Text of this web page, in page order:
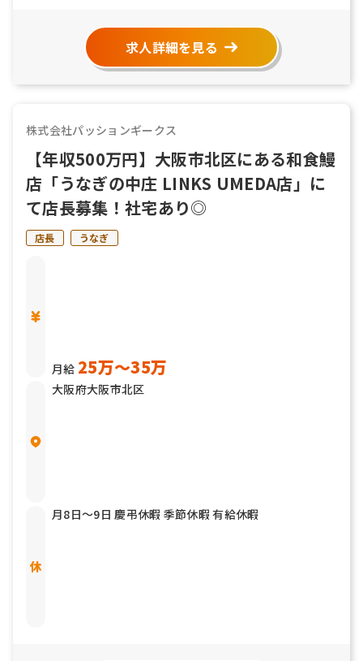
求人詳細を見る
株式会社パッションギークス
【年収500万円】大阪市北区にある和食鰻
店「うなぎの中庄 LINKS UMEDA店」に
て店長募集！社宅あり◎
店長 うなぎ
月給 25万〜35万
大阪府大阪市北区
月8日〜9日 慶弔休暇 季節休暇 有給休暇